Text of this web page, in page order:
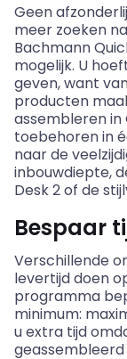
Geen
meer zoeken
Bachmann
mogelijk. U
geven, want
producten
assembleren
toebehoren in
naar de
inbouwdiepte,
Desk 2 of de
Bespaar
Verschillende
levertijd doen
programma
minimum:
u extra tijd
geassembleerd